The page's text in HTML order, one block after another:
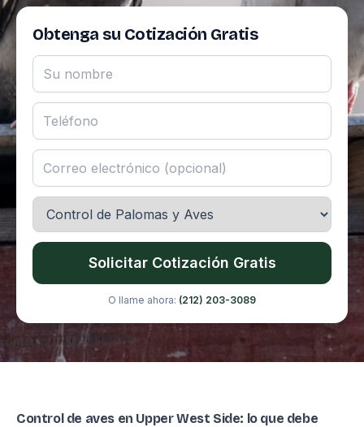
Obtenga su Cotización Gratis
Solicitar Cotización Gratis
O llame ahora: (212) 203-3089
Control de aves en Upper West Side: lo que debe